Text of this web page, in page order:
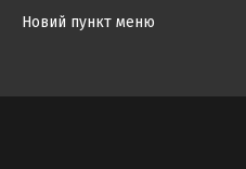
Новий пункт меню